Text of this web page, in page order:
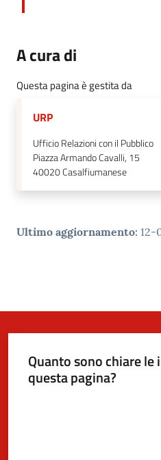
A cura di
Questa pagina è gestita da
URP
Ufficio Relazioni con il Pubblico
Piazza Armando Cavalli, 15
40020Casalfiumanese
Ultimo aggiornamento: 12-
Quanto sono chiare
questa pagina?